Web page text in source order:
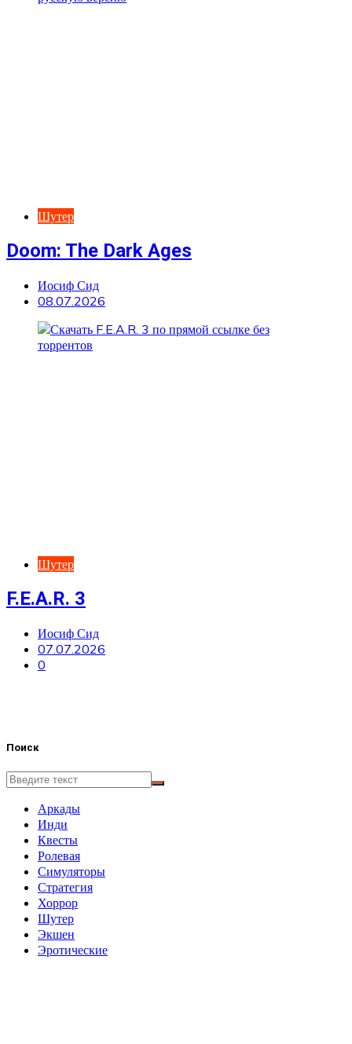
Шутер
Doom: The Dark Ages
Иосиф Сид
08.07.2026
Шутер
F.E.A.R. 3
Иосиф Сид
07.07.2026
0
Поиск
Аркады
Инди
Квесты
Ролевая
Симуляторы
Стратегия
Хоррор
Шутер
Экшен
Эротические